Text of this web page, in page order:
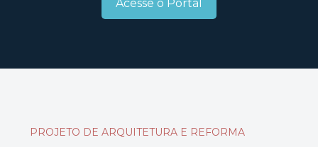
Acesse o Portal
PROJETO DE ARQUITETURA E REFORMA